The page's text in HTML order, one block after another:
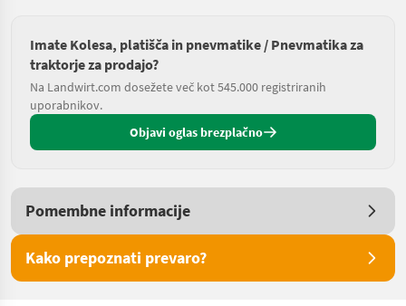
Imate Kolesa, platišča in pnevmatike / Pnevmatika za
traktorje za prodajo?
Na Landwirt.com dosežete več kot 545.000 registriranih
uporabnikov.
Objavi oglas brezplačno
Pomembne informacije
Kako prepoznati prevaro?